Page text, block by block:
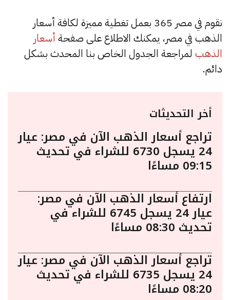
نقوم في مصر 365 بعمل تغطية مميزة لكافة أسعار
الذهب في مصر، يمكنك الاطلاع على صفحة أسعار
الذهب لمراجعة الجدول الخاص بنا المحدث بشكل
دائم.
أخر التحديثات
تراجع أسعار الذهب الآن في مصر: عيار
24 يسجل 6730 للشراء في تحديث
09:15 مساءًا
ارتفاع أسعار الذهب الآن في مصر:
عيار 24 يسجل 6745 للشراء في
تحديث 08:30 مساءًا
تراجع أسعار الذهب الآن في مصر: عيار
24 يسجل 6735 للشراء في تحديث
08:20 مساءًا